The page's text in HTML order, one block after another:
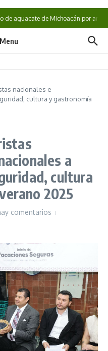
de aguacate de Michoacán por
nacionales e
cultura y gastronomía
a
cultura
2025
comentarios